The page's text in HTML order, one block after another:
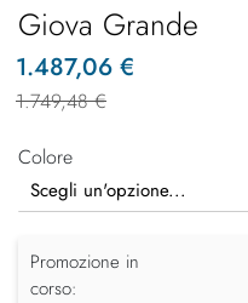
Giova Grande
1.487,06 €
1.749,48 €
Colore
Promozione in
corso: